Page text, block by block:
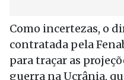
Como incertezas, o
contratada pela
para traçar as
guerra na Ucrânia,